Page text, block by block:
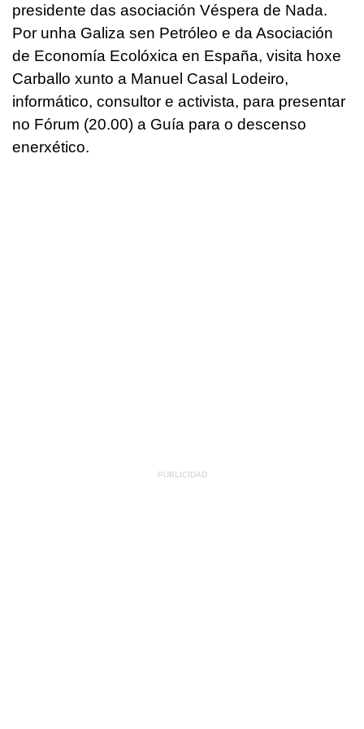
presidente das asociación Véspera de Nada.
Por unha Galiza sen Petróleo e da Asociación
de Economía Ecolóxica en España, visita hoxe
Carballo xunto a Manuel Casal Lodeiro,
informático, consultor e activista, para presentar
no Fórum (20.00) a Guía para o descenso
enerxético.